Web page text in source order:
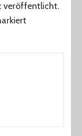
veröffentlicht.